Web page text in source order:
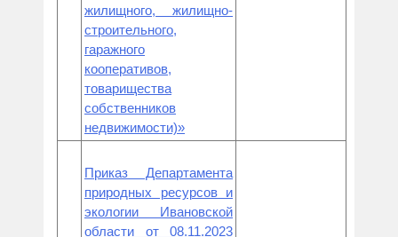
жилищного, жилищно-
строительного,
гаражного
кооперативов,
товарищества
собственников
недвижимости)»
Приказ Департамента
природных ресурсов и
экологии Ивановской
области от 08.11.2023